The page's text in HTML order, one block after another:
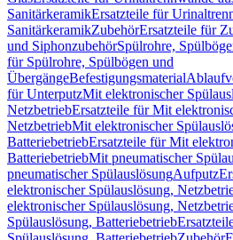
SanitärkeramikErsatzteile für
SanitärkeramikZubehörErsatzteile für
und SiphonzubehörSpülrohre,
für Spülrohre, Spülbögen und
ÜbergängeBefestigungsmaterial
für UnterputzMit elektronischer
NetzbetriebErsatzteile für Mit
NetzbetriebMit elektronischer
BatteriebetriebErsatzteile für Mit
BatteriebetriebMit pneumatischer
pneumatischer SpülauslösungAufputz
elektronischer Spülauslösung,
elektronischer Spülauslösung,
Spülauslösung, Batteriebetrieb